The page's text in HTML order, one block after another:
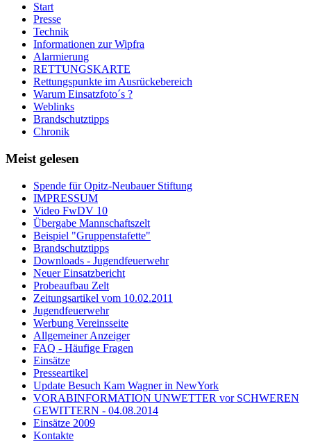
Start
Presse
Technik
Informationen zur Wipfra
Alarmierung
RETTUNGSKARTE
Rettungspunkte im Ausrückebereich
Warum Einsatzfoto´s ?
Weblinks
Brandschutztipps
Chronik
Meist gelesen
Spende für Opitz-Neubauer Stiftung
IMPRESSUM
Video FwDV 10
Übergabe Mannschaftszelt
Beispiel "Gruppenstafette"
Brandschutztipps
Downloads - Jugendfeuerwehr
Neuer Einsatzbericht
Probeaufbau Zelt
Zeitungsartikel vom 10.02.2011
Jugendfeuerwehr
Werbung Vereinsseite
Allgemeiner Anzeiger
FAQ - Häufige Fragen
Einsätze
Presseartikel
Update Besuch Kam Wagner in NewYork
VORABINFORMATION UNWETTER vor SCHWEREN
GEWITTERN - 04.08.2014
Einsätze 2009
Kontakte